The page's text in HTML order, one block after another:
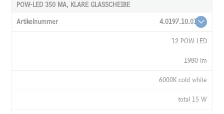
POW-LED 350 MA, KLARE GLASSCHEIBE
4.0197.10.01
12 POW-LED
1980 lm
6000K cold white
total 15 W